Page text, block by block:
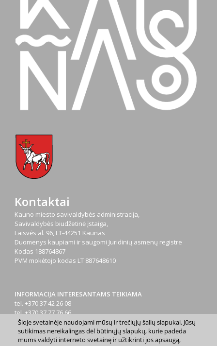
Kontaktai
Kauno miesto savivaldybės administracija,
Savivaldybės biudžetinė įstaiga,
Laisvės al. 96, LT-44251 Kaunas
Duomenys kaupiami ir saugomi Juridinių asmenų registre
Kodas 188764867
PVM mokėtojo kodas LT 887648610
INFORMACIJA INTERESANTAMS TEIKIAMA
tel. +370 37 42 26 08
tel. +370 37 77 76 66
tel. +370 660 07000
el. p.info@kaunas.lt
Šioje svetainėje naudojami mūsų ir trečiųjų šalių slapukai. Jūsų
sutikimas nereikalingas dėl būtinųjų slapukų, kurie padeda
mums valdyti interneto svetainę ir užtikrinti jos apsaugą,